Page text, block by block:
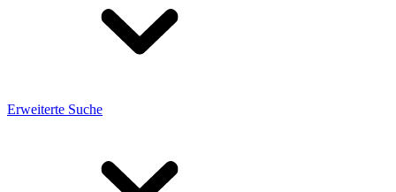
Erweiterte Suche